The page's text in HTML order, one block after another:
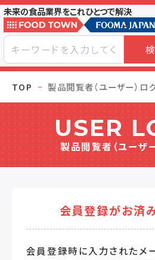
未来の食品業界をこれひとつで解決
TOP 製品閲覧者（ユーザー）ロ
USER
製品閲覧者（ユーザ
会員登録がお済
会員登録時に入力されたメ